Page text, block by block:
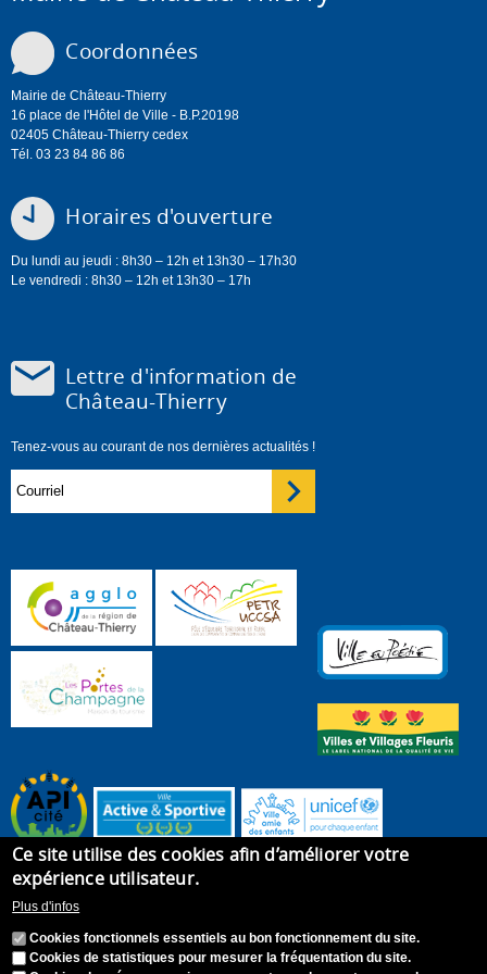
Coordonnées
Mairie de Château-Thierry
16 place de l'Hôtel de Ville - B.P.20198
02405 Château-Thierry cedex
Tél. 03 23 84 86 86
Horaires d'ouverture
Du lundi au jeudi : 8h30 – 12h et 13h30 – 17h30
Le vendredi : 8h30 – 12h et 13h30 – 17h
Lettre d'information de
Château-Thierry
Tenez-vous au courant de nos dernières actualités !
Ce site utilise des cookies afin d’améliorer votre
expérience utilisateur.
Plus d'infos
Cookies fonctionnels essentiels au bon fonctionnement du site.
Cookies de statistiques pour mesurer la fréquentation du site.